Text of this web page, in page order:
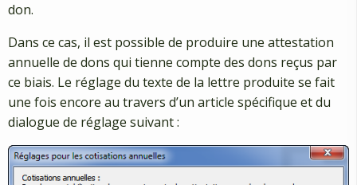
don.
Dans ce cas, il est possible de produire une attestation
annuelle de dons qui tienne compte des dons reçus par
ce biais. Le réglage du texte de la lettre produite se fait
une fois encore au travers d’un article spécifique et du
dialogue de réglage suivant :